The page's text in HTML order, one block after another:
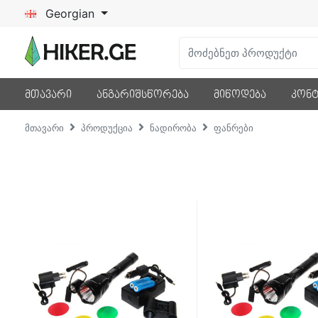
Georgian
მთავარი ანგარიშსწორება მიწოდება
მთავარი პროდუქცია ნადირობა ფანრები